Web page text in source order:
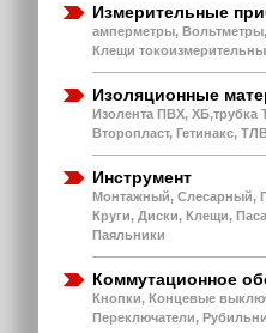
Измерительные
амперметры,
Клещи
Изоляционные
Изолента ПВХ, ХБ,трубка
Второпласт, Гетинакс,
Инструмент
Монтажный, Слесарный,
Круги, Диски, Клещи,
Паяльники
Коммутационное
Кнопки, Концевые
Переключатели,